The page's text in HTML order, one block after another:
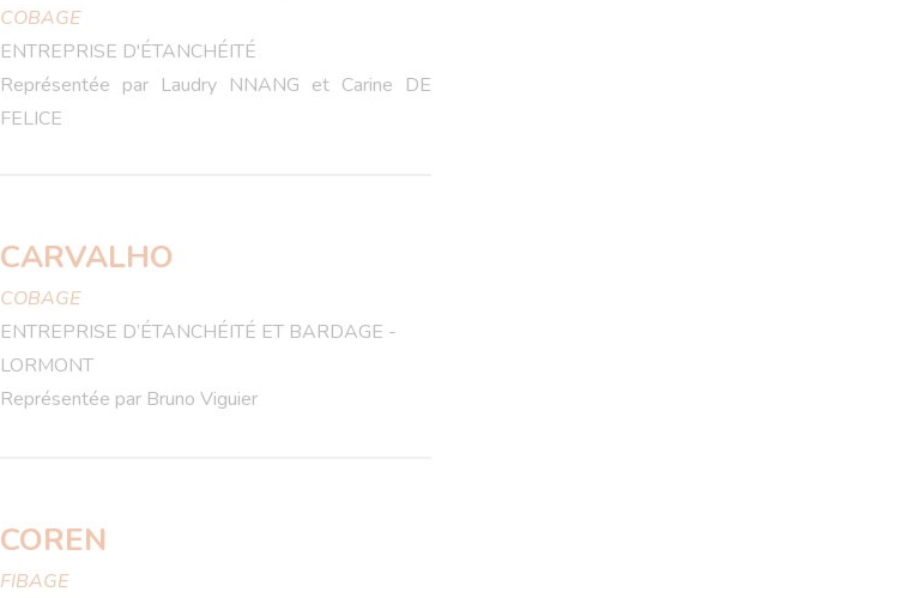
COBAGE
ENTREPRISE D'ÉTANCHÉITÉ
Représentée par Laudry NNANG et Carine DE
FELICE
CARVALHO
COBAGE
ENTREPRISE D’ÉTANCHÉITÉ ET BARDAGE -
LORMONT
Représentée par Bruno Viguier
COREN
FIBAGE